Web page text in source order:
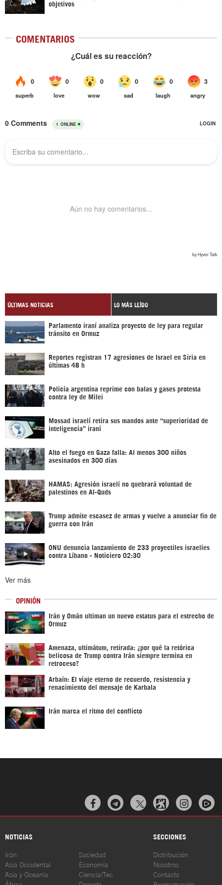
objetivos
COMENTARIOS
ÚLTIMAS NOTICIAS LO MÁS LEÍDO
Parlamento iraní analiza proyecto de ley para regular
tránsito en Ormuz
Reportes registran 17 agresiones de Israel en Siria en
últimas 48 h
Policía argentina reprime con balas y gases protesta
contra ley de Milei
Mossad israelí retira sus mandos ante “superioridad de
inteligencia” iraní
Alto el fuego en Gaza falla: Al menos 300 niños
asesinados en 300 días
HAMAS: Agresión israelí no quebrará voluntad de
palestinos en Al-Quds
Trump admite escasez de armas y vuelve a anunciar fin de
guerra con Irán
ONU denuncia lanzamiento de 233 proyectiles israelíes
contra Líbano - Noticiero 02:30
Ver más
OPINIÓN
Irán y Omán ultiman un nuevo estatus para el estrecho de
Ormuz
Amenaza, ultimátum, retirada: ¿por qué la retórica
belicosa de Trump contra Irán siempre termina en
retroceso?
Arbaín: El viaje eterno de recuerdo, resistencia y
renacimiento del mensaje de Karbala
Irán marca el ritmo del conflicto
  
NOTICIAS SECCIONES
Irán
Asia Occidental
Asia y Oceanía
África
Sociedad
Economía
Ciencia/Tec
Deporte
Distribución
Nosotros
Contacto
Programación